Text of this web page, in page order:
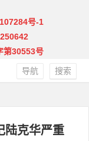
号-1
第30553号
搜索
导航
陆克华严重